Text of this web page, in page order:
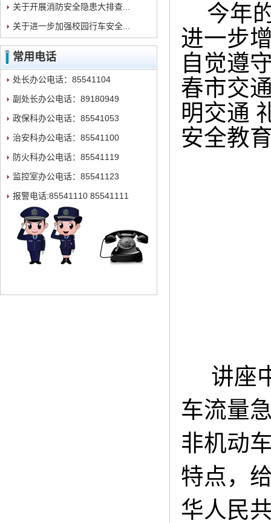
关于开展消防安全隐患大排查...
关于进一步加强校园行车安全...
常用电话
处长办公电话：85541104
副处长办公电话：89180949
政保科办公电话：85541053
治安科办公电话：85541100
防火科办公电话：85541119
监控室办公电话：85541123
报警电话:85541110 85541111
今年
进一步
自觉遵
春市交
明交通
安全教
讲座
车流量
非机动
特点，
华人民